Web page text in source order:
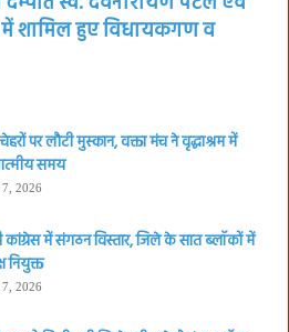
शामिल हुए विधायकगण व
पर लौटी मुस्कान, वक्ता मंच ने वृद्धाश्रम में
समय
7, 2026
में संगठन विस्तार, जिले के सात ब्लॉकों में
नियुक्त
7, 2026